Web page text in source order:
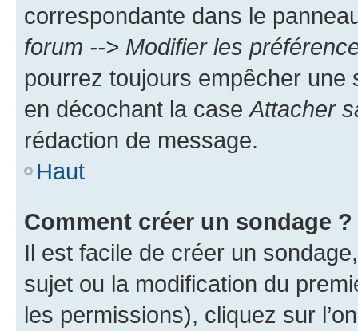
correspondante dans le
forum --> Modifier les
pourrez toujours empêcher une
en décochant la case Attacher
rédaction de message.
Haut
Comment créer un sondage ?
Il est facile de créer un
sujet ou la modification du
les permissions), cliquez sur